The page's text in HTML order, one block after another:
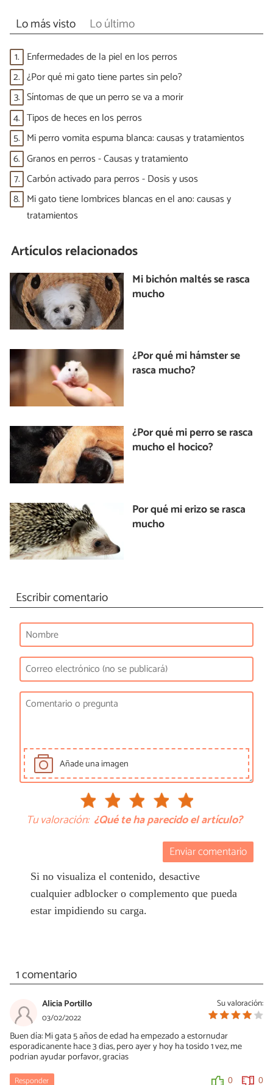
Lo más visto Lo último
1. Enfermedades de la piel en los perros
2. ¿Por qué mi gato tiene partes sin pelo?
3. Síntomas de que un perro se va a morir
4. Tipos de heces en los perros
5. Mi perro vomita espuma blanca: causas y tratamientos
6. Granos en perros - Causas y tratamiento
7. Carbón activado para perros - Dosis y usos
8. Mi gato tiene lombrices blancas en el ano: causas y
tratamientos
Artículos relacionados
Mi bichón maltés se rasca
mucho
¿Por qué mi hámster se
rasca mucho?
¿Por qué mi perro se rasca
mucho el hocico?
Por qué mi erizo se rasca
mucho
Escribir comentario
Añade una imagen
Tu valoración: ¿Qué te ha parecido el artículo?
Enviar comentario
Si no visualiza el contenido, desactive
cualquier adblocker o complemento que pueda
estar impidiendo su carga.
1 comentario
Su valoración:
Alicia Portillo
03/02/2022
Buen día: Mi gata 5 años de edad ha empezado a estornudar
esporadicanente hace 3 dias, pero ayer y hoy ha tosido 1 vez, me
podrian ayudar porfavor, gracias
Responder 0 0